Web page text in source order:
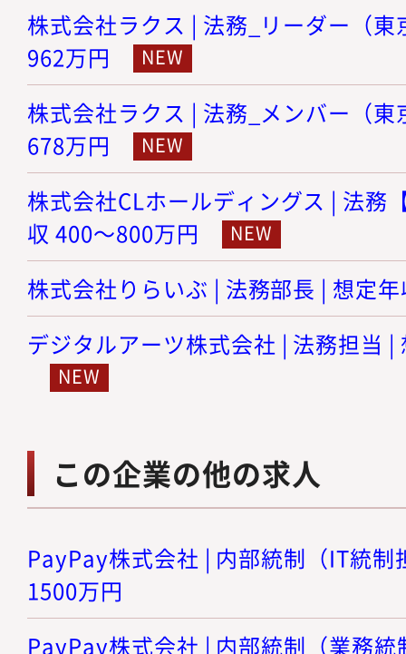
株式会社ラクス | 法務_リーダー（
962万円
株式会社ラクス | 法務_メンバー（
678万円
株式会社CLホールディングス | 法務
収 400～800万円
株式会社りらいぶ | 法務部長 | 想定
デジタルアーツ株式会社 | 法務担当
この企業の他の求人
PayPay株式会社 | 内部統制（IT統制
1500万円
PayPay株式会社 | 内部統制（業務